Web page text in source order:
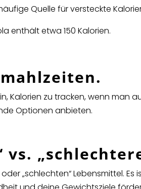
Quelle für versteckte
enthält etwa 150 Kalorien.
Kalorien zu tracken, wenn man
Optionen anbieten.
vs.
oder „schlechten“ Lebensmittel.